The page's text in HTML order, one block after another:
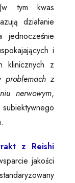
tym kwas
działanie
jednocześnie
i
klinicznych z
problemach z
nerwowym,
z Reishi
jakości